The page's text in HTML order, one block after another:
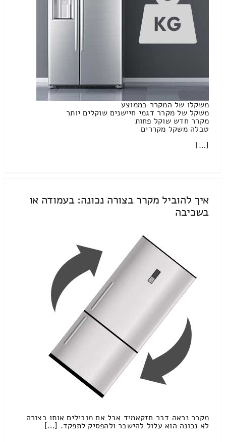
משקלו של המקרר בממוצע
משקל של מקרר דגמי חיישנים שוקלים יותר
מקרר חדש שוקל פחות
טבלה משקל מקררים
[…]
איך להוביל מקרר בצורה נכונה: בעמודה או
בשכיבה
מקרר נראה דבר חזקאמיד אבל אם מובילים אותו בצורה
לא נכונה הוא עלול להישבר ולהפסיק לתפקד. […]